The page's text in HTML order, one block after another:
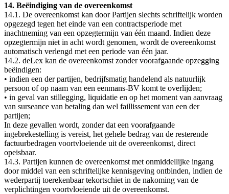
14. Beëindiging van de overeenkomst
14.1. De overeenkomst kan door Partijen slechts schriftelijk worden
opgezegd tegen het einde van een contractsperiode met
inachtneming van een opzegtermijn van één maand. Indien deze
opzegtermijn niet in acht wordt genomen, wordt de overeenkomst
automatisch verlengd met een periode van één jaar.
14.2. deLex kan de overeenkomst zonder voorafgaande opzegging
beëindigen:
• indien een der partijen, bedrijfsmatig handelend als natuurlijk
persoon of op naam van een eenmans-BV komt te overlijden;
• in geval van stillegging, liquidatie en op het moment van aanvraag
van surseance van betaling dan wel faillissement van een der
partijen;
In deze gevallen wordt, zonder dat een voorafgaande
ingebrekestelling is vereist, het gehele bedrag van de resterende
factuurbedragen voortvloeiende uit de overeenkomst, direct
opeisbaar.
14.3. Partijen kunnen de overeenkomst met onmiddellijke ingang
door middel van een schriftelijke kennisgeving ontbinden, indien de
wederpartij toerekenbaar tekortschiet in de nakoming van de
verplichtingen voortvloeiende uit de overeenkomst.